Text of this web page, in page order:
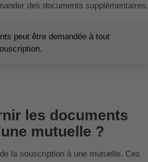
des documents supplémentaires.
peut être demandée à tout
les documents
mutuelle ?
la souscription à une mutuelle. Ces